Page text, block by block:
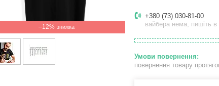
–12%
+380 (73) 030-81-00
вайбера нема, пишіть в
повернення товару